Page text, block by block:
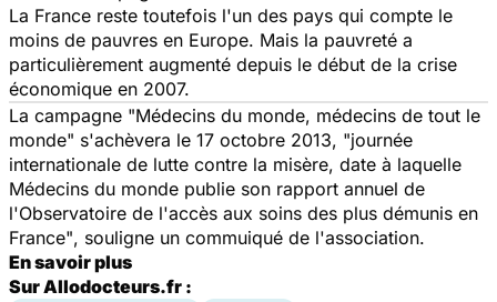
La France reste toutefois l'un des pays qui compte le
moins de pauvres en Europe. Mais la pauvreté a
particulièrement augmenté depuis le début de la crise
économique en 2007.
La campagne "Médecins du monde, médecins de tout le
monde" s'achèvera le 17 octobre 2013, "journée
internationale de lutte contre la misère, date à laquelle
Médecins du monde publie son rapport annuel de
l'Observatoire de l'accès aux soins des plus démunis en
France", souligne un commuiqué de l'association.
En savoir plus
Sur Allodocteurs.fr :